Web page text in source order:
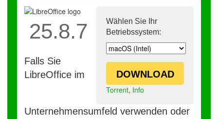
Wählen Sie Ihr
Betriebssystem:
DOWNLOAD
Torrent, Info
25.8.7
Falls Sie
LibreOffice im
Unternehmensumfeld verwenden oder